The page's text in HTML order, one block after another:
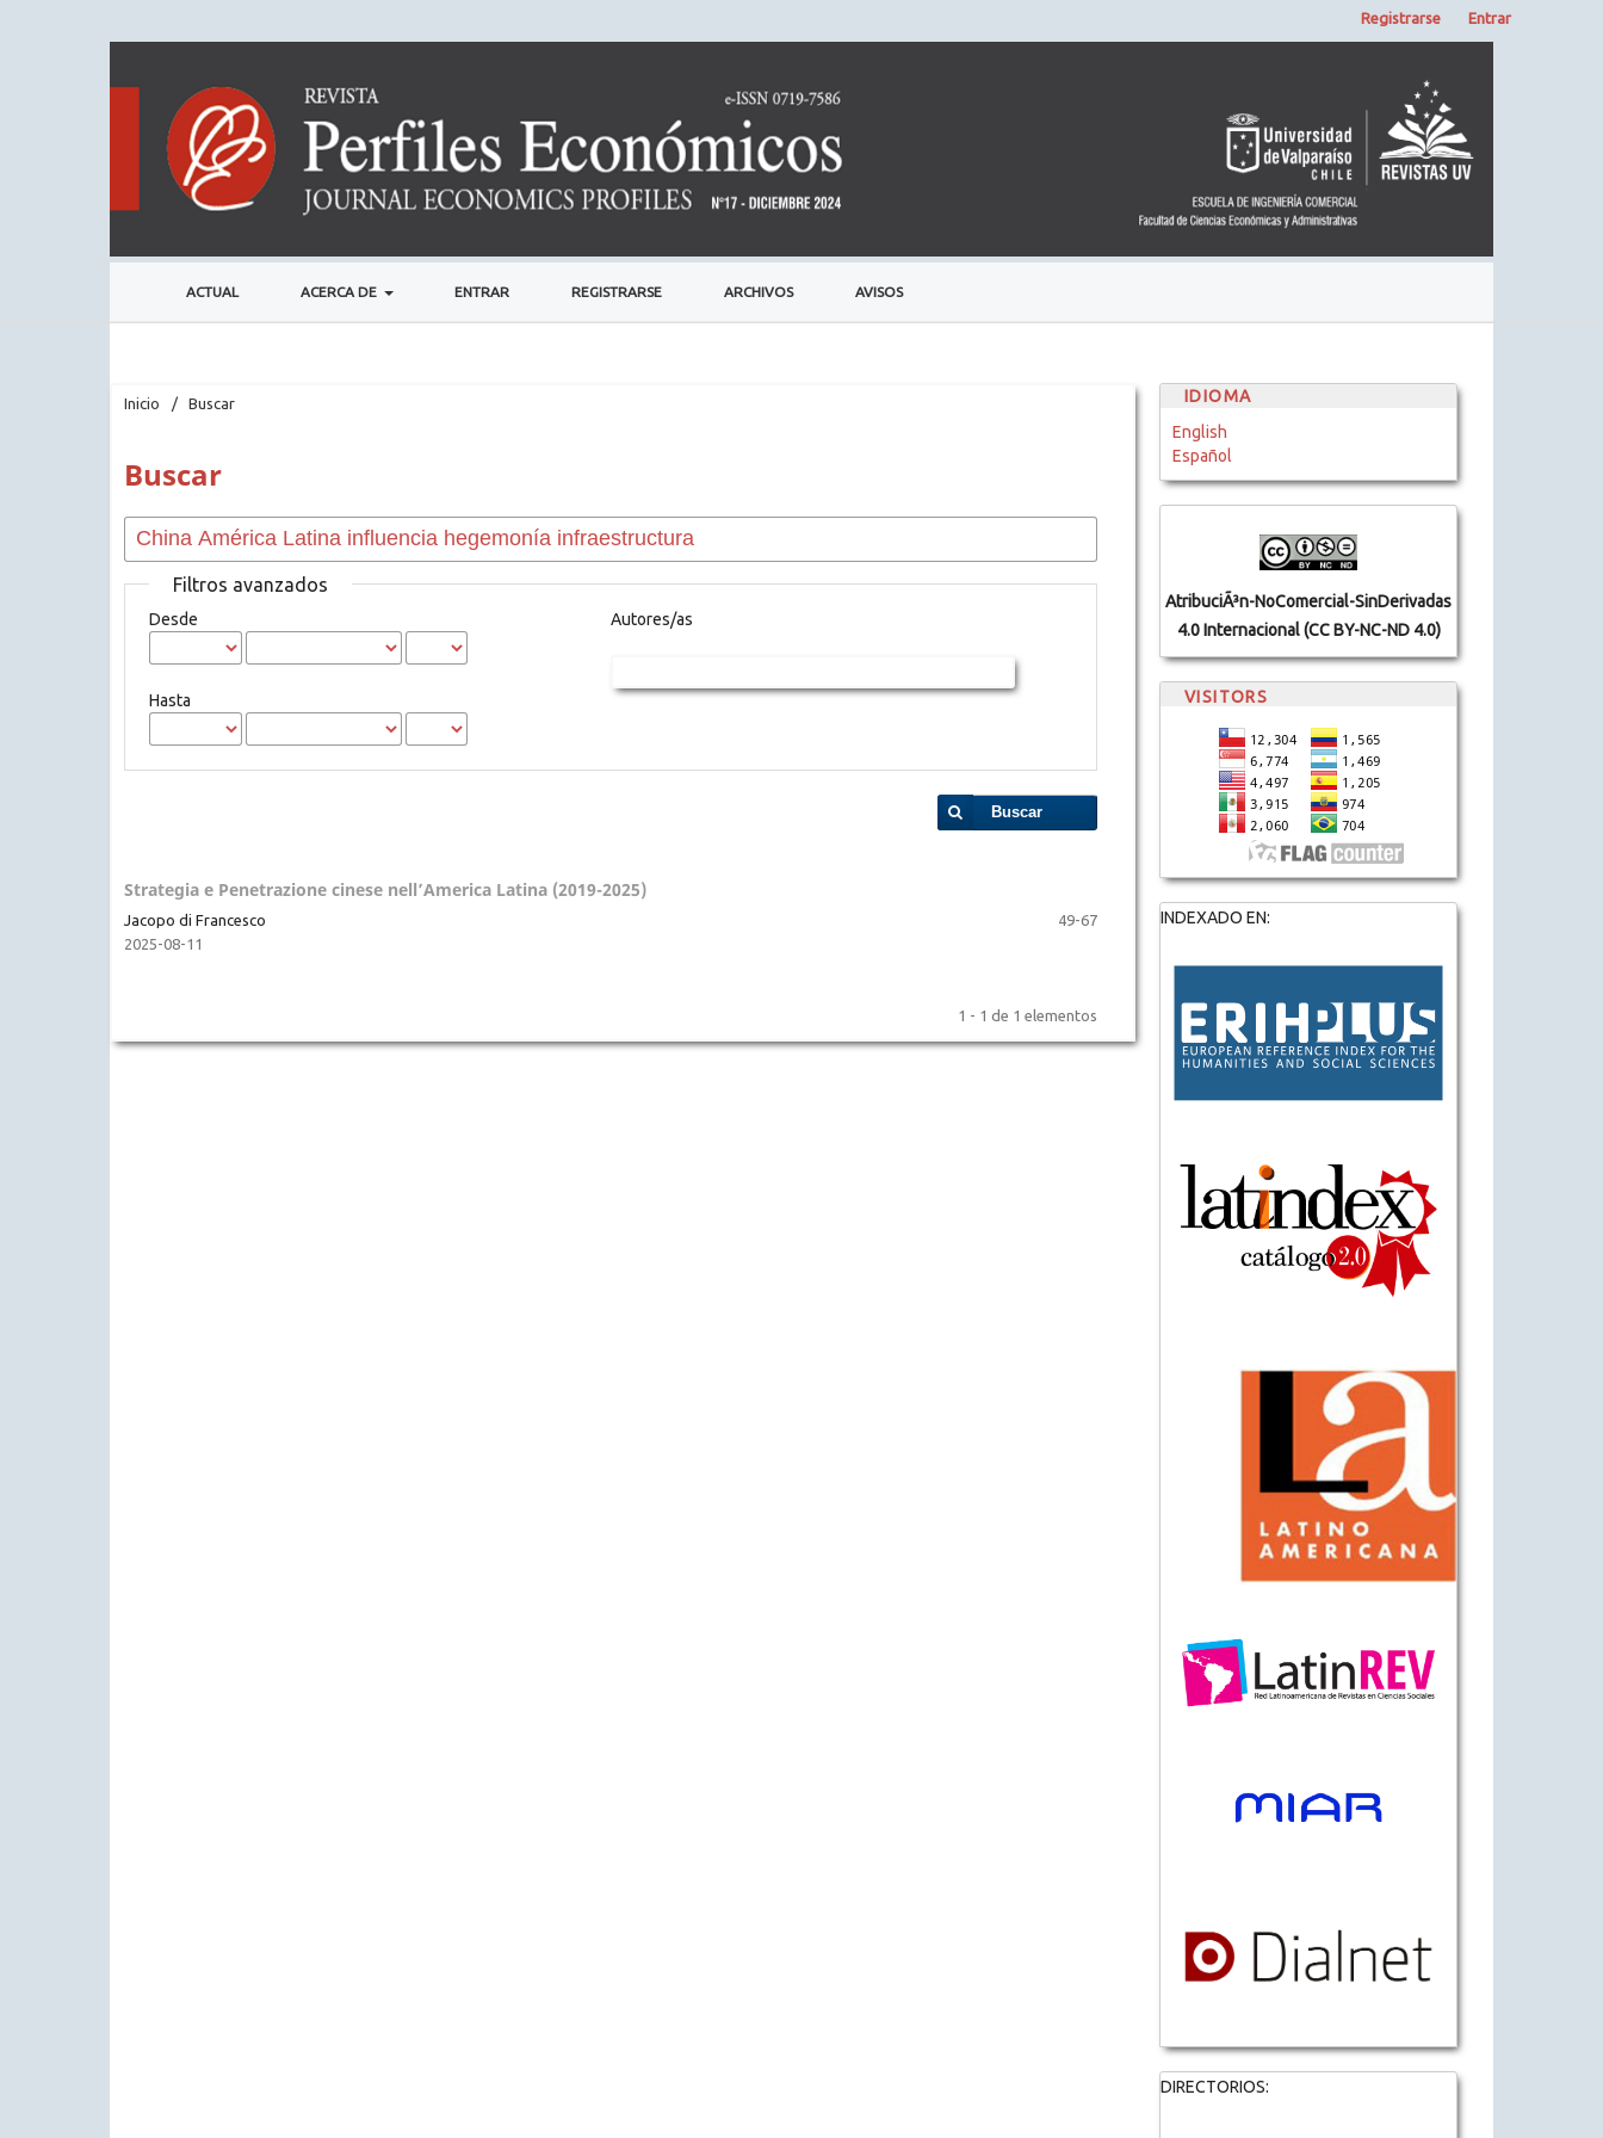
ACTUAL ACERCA DE ENTRAR REGISTRARSE ARCHIVOS AVISOS
Registrarse Entrar
Inicio / Buscar
Buscar
Filtros avanzados
Desde
Hasta
Autores/as
Buscar
Strategia e Penetrazione cinese nell’America Latina (2019-2025)
Jacopo di Francesco
49-67
2025-08-11
1 - 1 de 1 elementos
IDIOMA
English
Español
AtribuciÃ³n-NoComercial-SinDerivadas
4.0 Internacional (CC BY-NC-ND 4.0)
VISITORS
INDEXADO EN:
DIRECTORIOS: